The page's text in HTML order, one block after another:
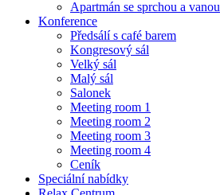
Apartmán se sprchou a vanou
Konference
Předsálí s café barem
Kongresový sál
Velký sál
Malý sál
Salonek
Meeting room 1
Meeting room 2
Meeting room 3
Meeting room 4
Ceník
Speciální nabídky